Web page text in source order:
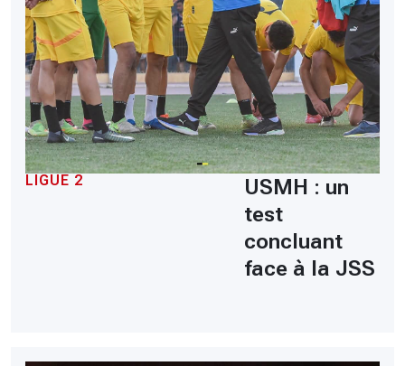
LIGUE 2
USMH : un
test
concluant
face à la JSS